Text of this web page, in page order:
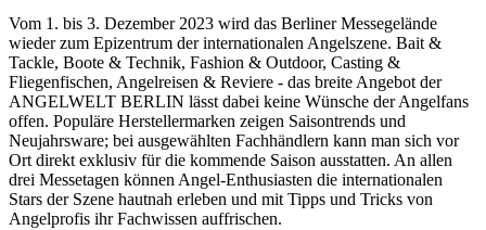
Vom 1. bis 3. Dezember 2023 wird das Berliner Messegelände
wieder zum Epizentrum der internationalen Angelszene. Bait &
Tackle, Boote & Technik, Fashion & Outdoor, Casting &
Fliegenfischen, Angelreisen & Reviere - das breite Angebot der
ANGELWELT BERLIN lässt dabei keine Wünsche der Angelfans
offen. Populäre Herstellermarken zeigen Saisontrends und
Neujahrsware; bei ausgewählten Fachhändlern kann man sich vor
Ort direkt exklusiv für die kommende Saison ausstatten. An allen
drei Messetagen können Angel-Enthusiasten die internationalen
Stars der Szene hautnah erleben und mit Tipps und Tricks von
Angelprofis ihr Fachwissen auffrischen.